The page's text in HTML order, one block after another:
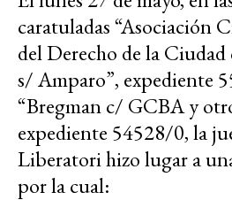
caratuladas “Asociación
del Derecho de la
s/ Amparo”, expediente
“Bregman c/ GCBA y
expediente 54528/0, la
Liberatori hizo lugar a
por la cual: